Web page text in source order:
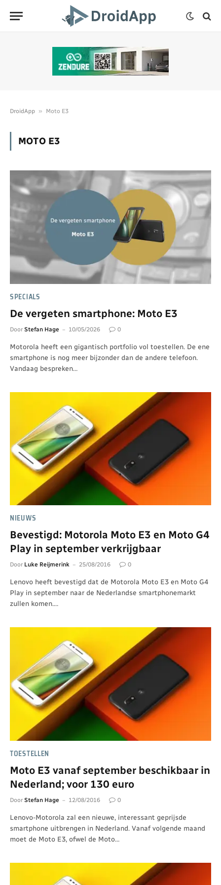
DroidApp » Moto E3
MOTO E3
SPECIALS
De vergeten smartphone: Moto E3
Door Stefan Hage 10/05/2026 0
Motorola heeft een gigantisch portfolio vol toestellen. De ene
smartphone is nog meer bijzonder dan de andere telefoon.
Vandaag bespreken…
NIEUWS
Bevestigd: Motorola Moto E3 en Moto G4
Play in september verkrijgbaar
Door Luke Reijmerink 25/08/2016 0
Lenovo heeft bevestigd dat de Motorola Moto E3 en Moto G4
Play in september naar de Nederlandse smartphonemarkt
zullen komen.…
TOESTELLEN
Moto E3 vanaf september beschikbaar in
Nederland; voor 130 euro
Door Stefan Hage 12/08/2016 0
Lenovo-Motorola zal een nieuwe, interessant geprijsde
smartphone uitbrengen in Nederland. Vanaf volgende maand
moet de Moto E3, ofwel de Moto…